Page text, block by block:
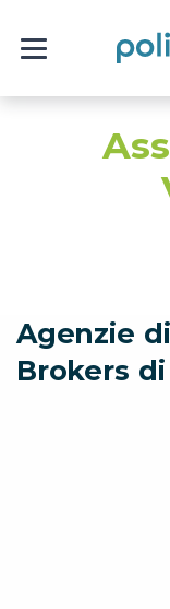
Agenzie
Brokers